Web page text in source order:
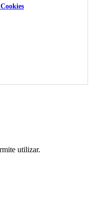
utilizar.